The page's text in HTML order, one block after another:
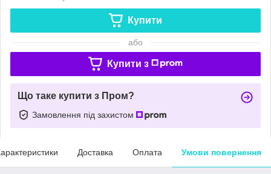
Купити
або
Купити з
Що таке купити з Пром?
Замовлення під захистом
Доставка Оплата Умови повернення